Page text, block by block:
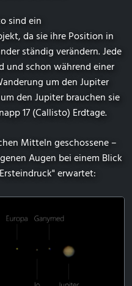
sind ein
da sie ihre Position in
ständig verändern. Jede
und schon während einer
um den Jupiter
den Jupiter brauchen sie
17 (Callisto) Erdtage.
Mitteln geschossene –
Augen bei einem Blick
erwartet: